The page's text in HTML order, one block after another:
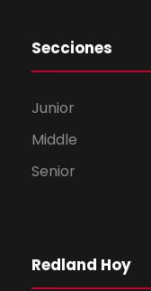
Secciones
Junior
Middle
Senior
Redland Hoy